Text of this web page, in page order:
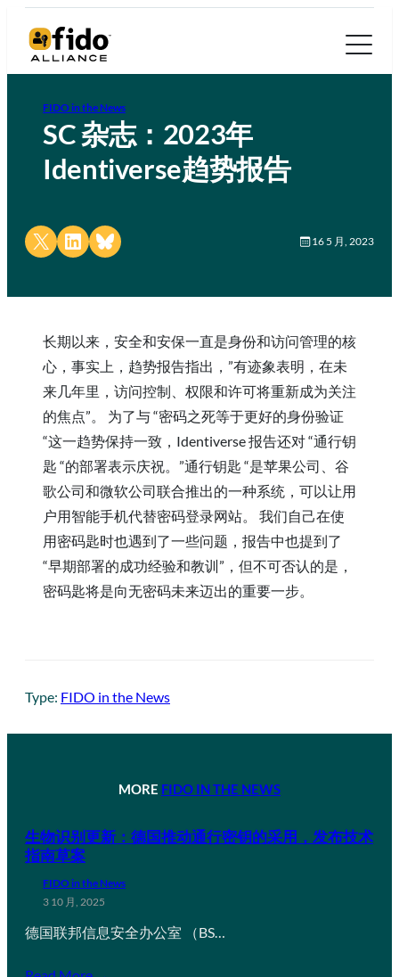
FIDO in the News
SC 杂志：2023年
Identiverse趋势报告
Share on X Share on LinkedIn
Share on Bluesky 16 5 月, 2023
长期以来，安全和安保一直是身份和访问管理的核
心，事实上，趋势报告指出，”有迹象表明，在未
来几年里，访问控制、权限和许可将重新成为关注
的焦点”。 为了与 “密码之死等于更好的身份验证
“这一趋势保持一致，Identiverse 报告还对 “通行钥
匙 “的部署表示庆祝。”通行钥匙 “是苹果公司、谷
歌公司和微软公司联合推出的一种系统，可以让用
户用智能手机代替密码登录网站。 我们自己在使
用密码匙时也遇到了一些问题，报告中也提到了
“早期部署的成功经验和教训”，但不可否认的是，
密码匙将是向无密码未来迈出的重要一步。
Type: FIDO in the News
MORE FIDO IN THE NEWS
生物识别更新：德国推动通行密钥的采用，发布技术
指南草案
FIDO in the News
3 10 月, 2025
德国联邦信息安全办公室 （BS…